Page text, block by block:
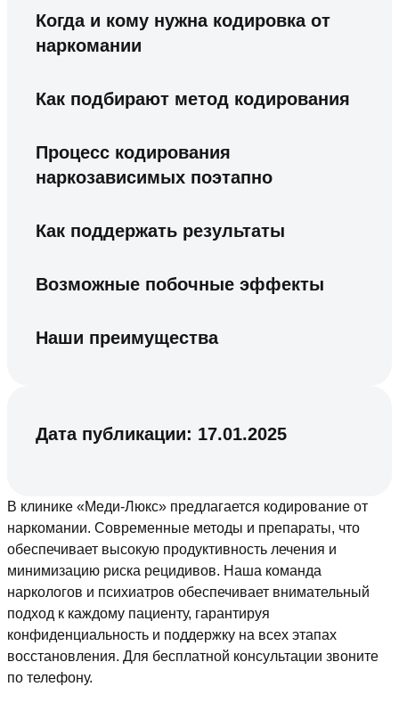
Когда и кому нужна кодировка от
наркомании
Как подбирают метод кодирования
Процесс кодирования
наркозависимых поэтапно
Как поддержать результаты
Возможные побочные эффекты
Наши преимущества
Дата публикации: 17.01.2025
В клинике «Меди-Люкс» предлагается кодирование от
наркомании. Современные методы и препараты, что
обеспечивает высокую продуктивность лечения и
минимизацию риска рецидивов. Наша команда
наркологов и психиатров обеспечивает внимательный
подход к каждому пациенту, гарантируя
конфиденциальность и поддержку на всех этапах
восстановления. Для бесплатной консультации звоните
по телефону.